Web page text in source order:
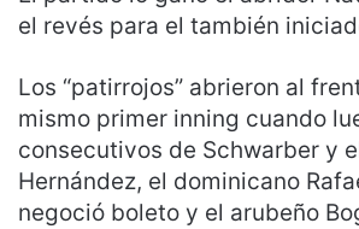
el revés para el también
Los “patirrojos” abrieron al
mismo primer inning cuando
consecutivos de Schwarber y
Hernández, el dominicano
negoció boleto y el arubeño